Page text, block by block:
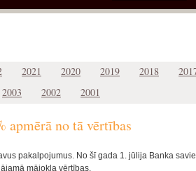
2021 2020 2019 2018
2003 2002 2001
no tā vērtības
pakalpojumus. No šī gada 1. jūlija Banka
mājokļa vērtības.